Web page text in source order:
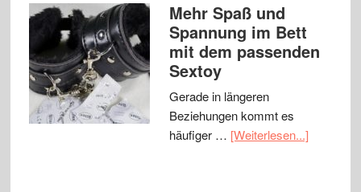
Mehr Spaß und
Spannung im Bett
mit dem passenden
Sextoy
Gerade in längeren
Beziehungen kommt es
häufiger … [Weiterlesen...]